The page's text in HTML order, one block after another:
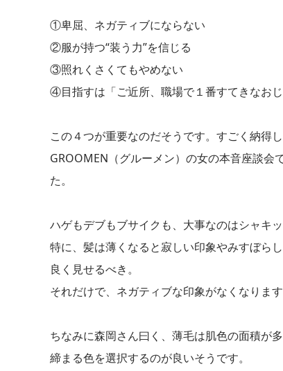
①卑屈、ネガティブにならない
②服が持つ“装う力”を信じる
③照れくさくてもやめない
④目指すは「ご近所、職場で１番すてきなおじ
この４つが重要なのだそうです。すごく納得し
GROOMEN（グルーメン）の女の本音座談会
た。
ハゲもデブもブサイクも、大事なのはシャキ
特に、髪は薄くなると寂しい印象やみすぼら
良く見せるべき。
それだけで、ネガティブな印象がなくなります
ちなみに森岡さん曰く、薄毛は肌色の面積が
締まる色を選択するのが良いそうです。